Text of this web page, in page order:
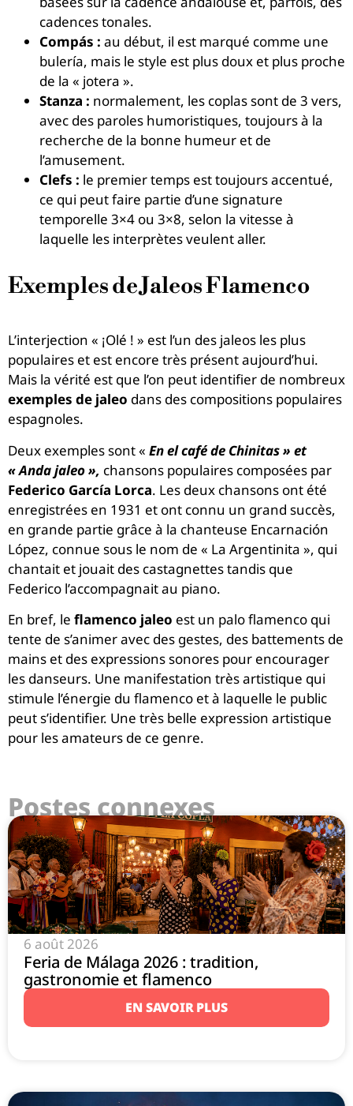
cadences tonales.
Compás : au début, il est marqué comme une
bulería, mais le style est plus doux et plus proche
de la « jotera ».
Stanza : normalement, les coplas sont de 3 vers,
avec des paroles humoristiques, toujours à la
recherche de la bonne humeur et de
l’amusement.
Clefs : le premier temps est toujours accentué,
ce qui peut faire partie d’une signature
temporelle 3×4 ou 3×8, selon la vitesse à
laquelle les interprètes veulent aller.
Exemples de Jaleos Flamenco
L’interjection « ¡Olé ! » est l’un des jaleos les plus
populaires et est encore très présent aujourd’hui.
Mais la vérité est que l’on peut identifier de nombreux
exemples de jaleo dans des compositions populaires
espagnoles.
Deux exemples sont « En el café de Chinitas » et
« Anda jaleo », chansons populaires composées par
Federico García Lorca. Les deux chansons ont été
enregistrées en 1931 et ont connu un grand succès,
en grande partie grâce à la chanteuse Encarnación
López, connue sous le nom de « La Argentinita », qui
chantait et jouait des castagnettes tandis que
Federico l’accompagnait au piano.
En bref, le flamenco jaleo est un palo flamenco qui
tente de s’animer avec des gestes, des battements de
mains et des expressions sonores pour encourager
les danseurs. Une manifestation très artistique qui
stimule l’énergie du flamenco et à laquelle le public
peut s’identifier. Une très belle expression artistique
pour les amateurs de ce genre.
Postes connexes
6 août 2026
Feria de Málaga 2026 : tradition,
gastronomie et flamenco
EN SAVOIR PLUS